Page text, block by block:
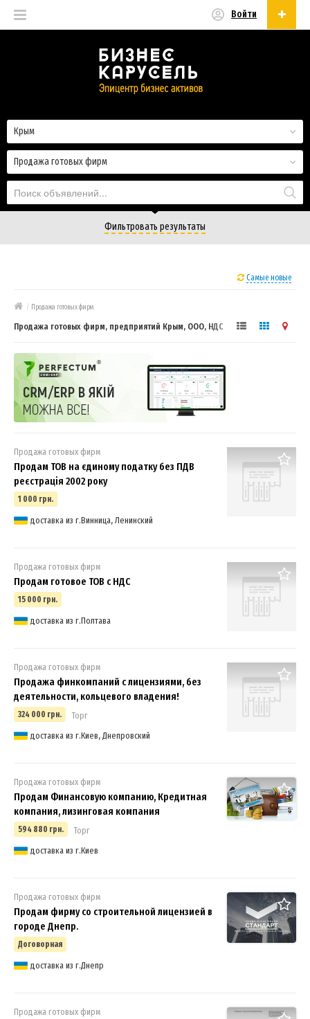
Войти
Продажа готовых фирм
Крым
Фильтровать результаты
Самые новые
/ Продажа готовых фирм
Продажа готовых фирм, предприятий Крым, ООО, НДС
Продажа готовых фирм
Продам ТОВ на єдиному податку без ПДВ
реєстрація 2002 року
1 000 грн.
доставка из г.Винница, Ленинский
Продажа готовых фирм
Продам готовое ТОВ с НДС
15 000 грн.
доставка из г.Полтава
Продажа готовых фирм
Продажа финкомпаний с лицензиями, без
деятельности, кольцевого владения!
324 000 грн.
Торг
доставка из г.Киев, Днепровский
4
Продажа готовых фирм
Продам Финансовую компанию, Кредитная
компания, лизинговая компания
594 880 грн.
Торг
доставка из г.Киев
Продажа готовых фирм
Продам фирму со строительной лицензией в
городе Днепр.
Договорная
доставка из г.Днепр
Продажа готовых фирм